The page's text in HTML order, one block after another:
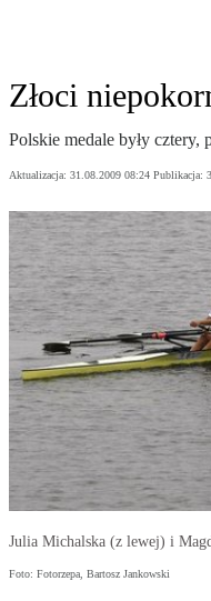
Złoci
Polskie medale były cztery,
Aktualizacja: 31.08.2009 08:24 Publikacja:
Julia Michalska (z lewej) i
Foto: Fotorzepa, Bartosz Jankowski